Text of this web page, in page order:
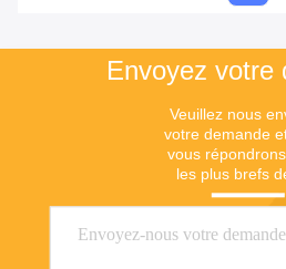
Envoyez votre
Veuillez nous
votre demande
vous
les plus brefs